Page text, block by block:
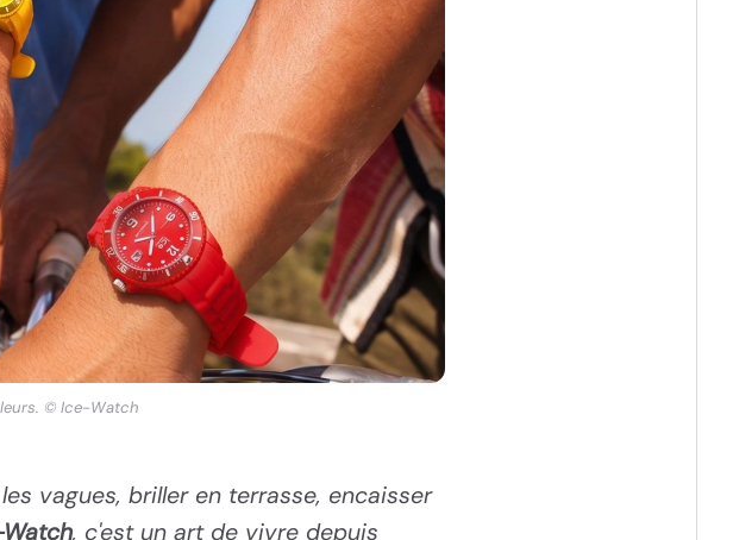
© Ice-Watch
vagues, briller en terrasse, encaisser
, c'est un art de vivre depuis